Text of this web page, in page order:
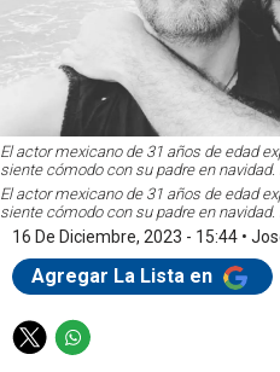
El actor mexicano de 31 años de edad
siente cómodo con su padre en navidad.
El actor mexicano de 31 años de edad
siente cómodo con su padre en navidad.
16 De Diciembre, 2023 - 15:44 •
Agregar La Lista en
T
W